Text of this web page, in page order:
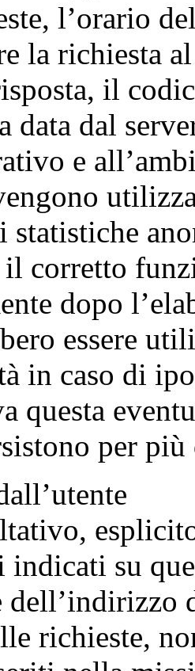
l’orario
la richiesta
il
data dal
e
corretto
dopo
essere
in caso di
questa
per
su
dell’indirizzo
richieste,